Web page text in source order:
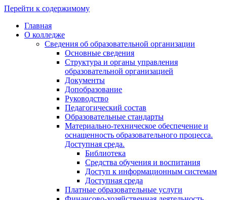
Перейти к содержимому
Главная
О колледже
Сведения об образовательной организации
Основные сведения
Структура и органы управления
образовательной организацией
Документы
Допобразование
Руководство
Педагогический состав
Образовательные стандарты
Материально-техническое обеспечение и
оснащенность образовательного процесса.
Доступная среда.
Библиотека
Средства обучения и воспитания
Доступ к информационным системам
Доступная среда
Платные образовательные услуги